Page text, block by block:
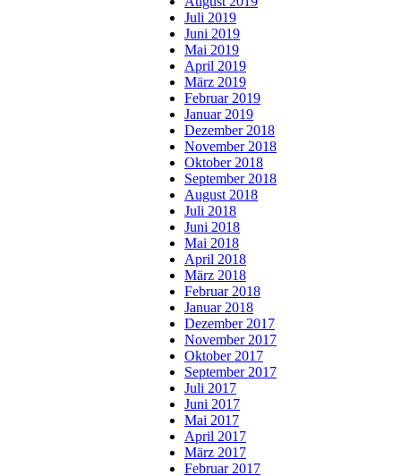
Juli 2019
Juni 2019
Mai 2019
April 2019
März 2019
Februar 2019
Januar 2019
Dezember 2018
November 2018
Oktober 2018
September 2018
August 2018
Juli 2018
Juni 2018
Mai 2018
April 2018
März 2018
Februar 2018
Januar 2018
Dezember 2017
November 2017
Oktober 2017
September 2017
Juli 2017
Juni 2017
Mai 2017
April 2017
März 2017
Februar 2017